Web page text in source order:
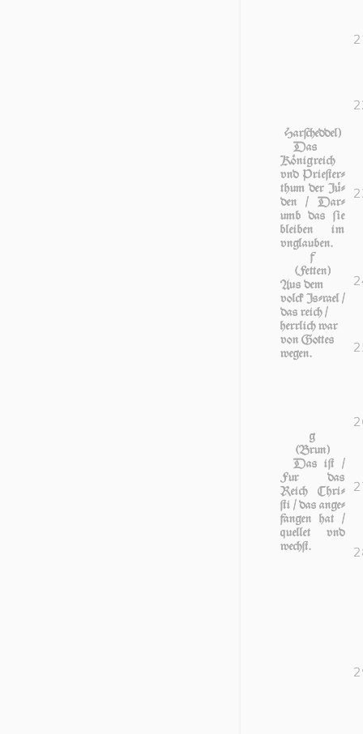
Harſcheddel)
Das
König­reich
vnd Prie­ſter­
thum der Jü­
den / Dar­
umb das ſie
blei­ben im
vn­glau­ben.
f
(Fetten)
Aus dem
volck Iſ­ra­el /
das reich /
herr­lich war
von Got­tes
we­gen.
g
(Brun)
Das iſt /
Fur das
Reich Chri­
ſti / das an­ge­
fan­gen hat /
quel­let vnd
wechſt.